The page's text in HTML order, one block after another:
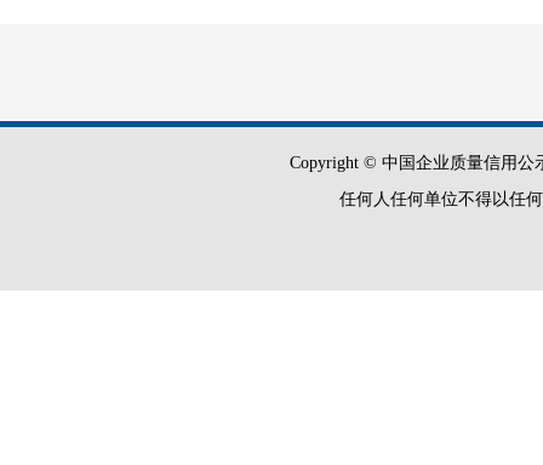
三是对“公共场所卫
书》，符合条件的行
Copyright © 中国企业质量信用
任何人任何单位不得以任